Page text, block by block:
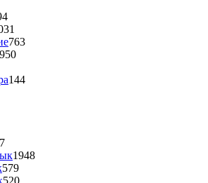
763
144
1948
579